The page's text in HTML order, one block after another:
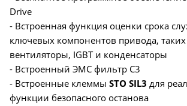
Drive
- Встроенная функция оценки срока
ключевых компонентов привода, таких
вентиляторы, IGBT и конденсаторы
- Встроенный ЭМС фильтр С3
- Встроенные клеммы STO SIL3 для
функции безопасного останова